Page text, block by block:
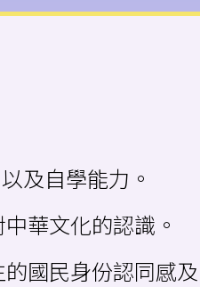
及自學能力。
華文化的認識。
國民身份認同感